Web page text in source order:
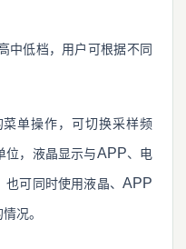
中低档，用户可根据不同
单操作，可切换采样频
位，液晶显示与APP、电
可同时使用液晶、 APP
况。